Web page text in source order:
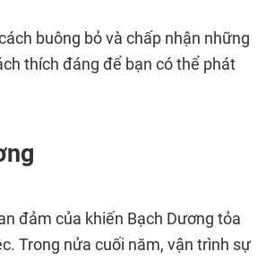
buông bỏ và chấp nhận những
thích đáng để bạn có thể phát
đảm của khiến Bạch Dương tỏa
Trong nửa cuối năm, vận trình sự